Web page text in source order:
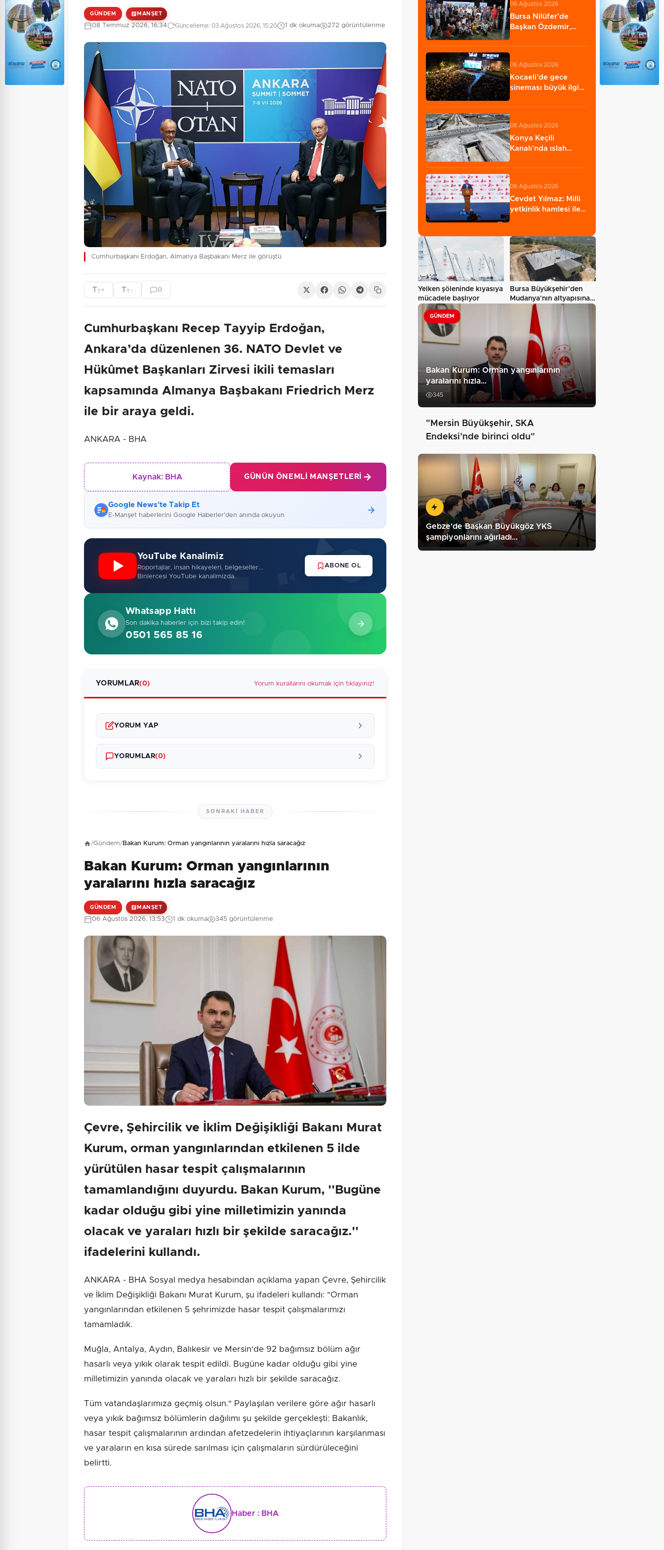
GÜNDEM MANŞET
08 Temmuz 2026, 16:34 Güncelleme: 03 Ağustos 2026, 15:20 1 dk okuma 272 görüntülenme
Cumhurbaşkanı Erdoğan, Almanya Başbakanı Merz ile görüştü
TT+ TT - 0
Cumhurbaşkanı Recep Tayyip Erdoğan,
Ankara’da düzenlenen 36. NATO Devlet ve
Hükûmet Başkanları Zirvesi ikili temasları
kapsamında Almanya Başbakanı Friedrich Merz
ile bir araya geldi.
ANKARA - BHA
Kaynak: BHA GÜNÜN ÖNEMLI MANŞETLERI
Google News'te Takip Et
E-Manşet haberlerini Google Haberler'den anında okuyun
YouTube Kanalimiz
Roportajlar, insan hikayeleri, belgeseller...
Binlercesi YouTube kanalimizda.
ABONE OL
Whatsapp Hattı
Son dakika haberler için bizi takip edin!
0501 565 85 16
YORUMLAR(0) Yorum kurallarını okumak için tıklayınız!
YORUM YAP
Güvenlik Sorusu: 9 + 9 = ? Gönder
YORUMLAR(0)
SONRAKI HABER
/Gündem/Bakan Kurum: Orman yangınlarının yaralarını hızla saracağız
Bakan Kurum: Orman yangınlarının
yaralarını hızla saracağız
GÜNDEM MANŞET
06 Ağustos 2026, 13:53 1 dk okuma 345 görüntülenme
Çevre, Şehircilik ve İklim Değişikliği Bakanı Murat
Kurum, orman yangınlarından etkilenen 5 ilde
yürütülen hasar tespit çalışmalarının
tamamlandığını duyurdu. Bakan Kurum, ''Bugüne
kadar olduğu gibi yine milletimizin yanında
olacak ve yaraları hızlı bir şekilde saracağız.''
ifadelerini kullandı.
ANKARA - BHA Sosyal medya hesabından açıklama yapan Çevre, Şehircilik
ve İklim Değişikliği Bakanı Murat Kurum, şu ifadeleri kullandı: "Orman
yangınlarından etkilenen 5 şehrimizde hasar tespit çalışmalarımızı
tamamladık.
Muğla, Antalya, Aydın, Balıkesir ve Mersin'de 92 bağımsız bölüm ağır
hasarlı veya yıkık olarak tespit edildi. Bugüne kadar olduğu gibi yine
milletimizin yanında olacak ve yaraları hızlı bir şekilde saracağız.
Tüm vatandaşlarımıza geçmiş olsun." Paylaşılan verilere göre ağır hasarlı
veya yıkık bağımsız bölümlerin dağılımı şu şekilde gerçekleşti: Bakanlık,
hasar tespit çalışmalarının ardından afetzedelerin ihtiyaçlarının karşılanması
ve yaraların en kısa sürede sarılması için çalışmaların sürdürüleceğini
belirtti.
Haber : BHA
06 Ağustos 2026
Bursa Nilüfer'de
Başkan Özdemir,
dinledi…
06 Ağustos 2026
Kocaeli’de gece
sineması büyük ilgi
06 Ağustos 2026
Konya Keçili
Kanalı'nda ıslah
06 Ağustos 2026
Cevdet Yılmaz: Milli
yetkinlik hamlesi ile
Yelken şöleninde kıyasıya
mücadele başlıyor
Bursa Büyükşehir'den
Mudanya'nın altyapısına
güçlü…
GÜNDEM
Bakan Kurum: Orman yangınlarının
yaralarını hızla…
345
"Mersin Büyükşehir, SKA
Endeksi’nde birinci oldu"
Gebze'de Başkan Büyükgöz YKS
şampiyonlarını ağırladı…